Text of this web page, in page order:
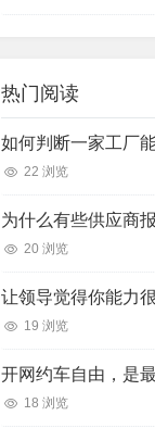
热门阅读
如何判断一家工厂
22 浏览
为什么有些供应商
20 浏览
让领导觉得你能力
19 浏览
开网约车自由，是
18 浏览